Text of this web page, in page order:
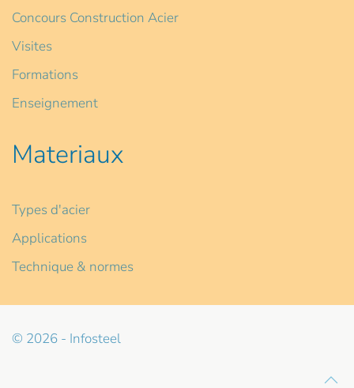
Concours Construction Acier
Visites
Formations
Enseignement
Materiaux
Types d'acier
Applications
Technique & normes
© 2026 - Infosteel